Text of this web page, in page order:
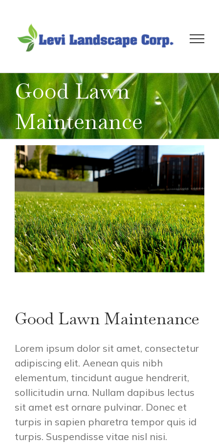
content
Good Lawn
Maintenance
Good Lawn Maintenance
Lorem ipsum dolor sit amet, consectetur
adipiscing elit. Aenean quis nibh
elementum, tincidunt augue hendrerit,
sollicitudin urna. Nullam dapibus lectus
sit amet est ornare pulvinar. Donec et
turpis in sapien pharetra tempor quis id
turpis. Suspendisse vitae nisl nisi.